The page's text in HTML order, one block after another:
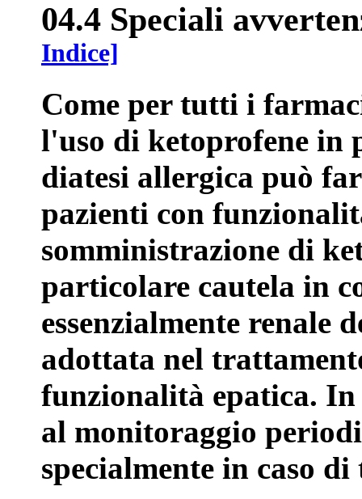
04.4 Speciali
Indice]
Come per tutti i
l'uso di ketoprofene in
diatesi allergica può
pazienti con
somministrazione di
particolare cautela in
essenzialmente renale
adottata nel
funzionalità epatica.
al monitoraggio
specialmente in caso